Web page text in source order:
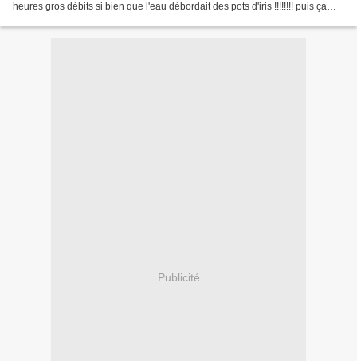
heures gros débits si bien que l'eau débordait des pots d'iris !!!!!!!! puis ça
Publicité